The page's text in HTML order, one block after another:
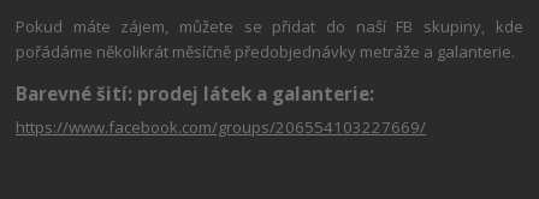
Pokud máte zájem, můžete se přidat do naší FB skupiny, kde
pořádáme několikrát měsíčně předobjednávky metráže a galanterie.
Barevné šití: prodej látek a galanterie:
https://www.facebook.com/groups/206554103227669/